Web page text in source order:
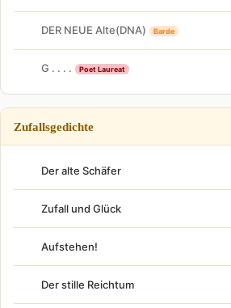
DER NEUE Alte(DNA) Barde
G . . . . Poet Laureat
Zufallsgedichte
Der alte Schäfer
Zufall und Glück
Aufstehen!
Der stille Reichtum